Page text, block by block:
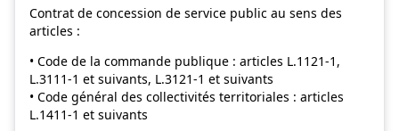
Contrat de concession de service public au sens des
articles :
• Code de la commande publique : articles L.1121-1,
L.3111-1 et suivants, L.3121-1 et suivants
• Code général des collectivités territoriales : articles
L.1411-1 et suivants